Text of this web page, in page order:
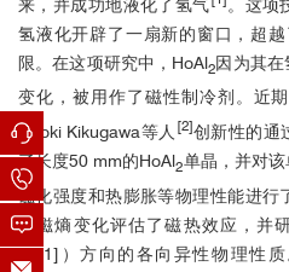
来，并成功地液化了氢气
。这项
氢液化开辟了一扇新的窗口，超
限。在这项研究中，HoAl2因为其
变化，被用作了磁性制冷剂。近
Naoki Kikugawa等人 [2]创新性的通
了长度50 mm的HoAl2单晶，并对
磁化强度和热膨胀等物理性能进行
过磁熵变化评估了磁热效应，并
[111]）方向的各向异性物理性